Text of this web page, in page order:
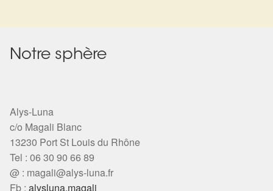
Notre sphère
Alys-Luna
c/o Magali Blanc
13230 Port St Louis du Rhône
Tel : 06 30 90 66 89
@ : magali@alys-luna.fr
Fb : alysluna.magali